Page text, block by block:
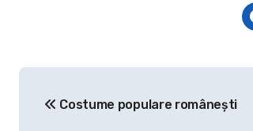
Costume populare româneşti